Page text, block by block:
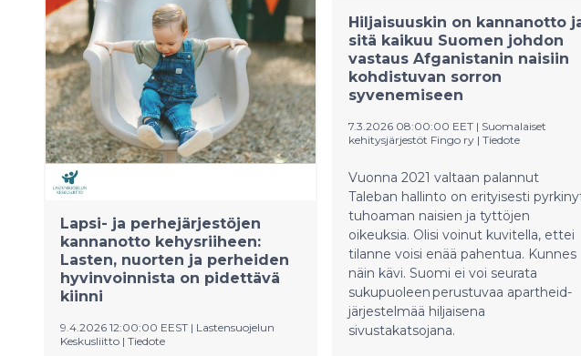
kasvoi, erityisesti kun vertailussa
huomioidaan DNA:n IoT-
liiketoiminnan siirto toiseen Telenorin
konserniyhtiöön kuluvan vuoden
alussa. Kiinteiden laajakaistaliittymien
ja matkaviestinverkon liittymien
määrät kasvoivat, mutta niiden
keskilaskutus hieman laski.
Väestöliiton ehdotusta
vauvarahastosta.
Lapsi- ja perhejärjestöjen
kannanotto kehysriiheen:
Lasten, nuorten ja perheiden
hyvinvoinnista on pidettävä
kiinni
9.4.2026 12:00:00 EEST | Lastensuojelun
Keskusliitto | Tiedote
Hiljaisuuskin on kannanotto
sitä kaikuu Suomen johdon
vastaus Afganistanin naisiin
kohdistuvan sorron
syvenemiseen
7.3.2026 08:00:00 EET | Suomalaiset
kehitysjärjestöt Fingo ry | Tiedote
Vuonna 2021 valtaan palannut
Taleban hallinto on erityisesti
tuhoaman naisien ja tyttöjen
oikeuksia. Olisi voinut kuvitella, ettei
tilanne voisi enää pahentua. Kunnes
näin kävi. Suomi ei voi seurata
sukupuoleen perustuvaa apartheid-
järjestelmää hiljaisena
sivustakatsojana.